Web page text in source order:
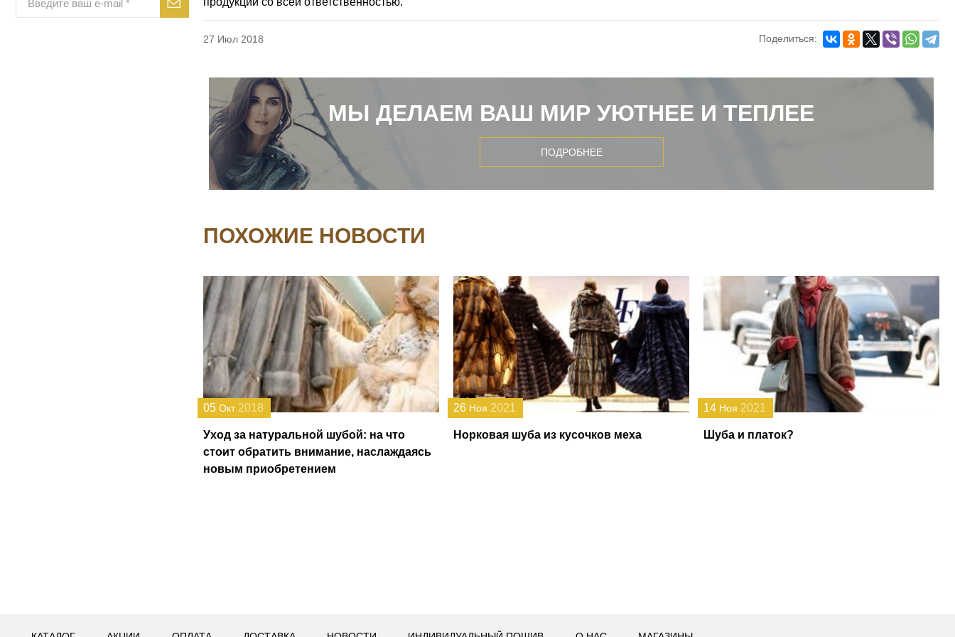
27 Июл 2018 Поделиться:
МЫ ДЕЛАЕМ ВАШ МИР УЮТНЕЕ И ТЕПЛЕЕ
ПОДРОБНЕЕ
ПОХОЖИЕ НОВОСТИ
05 Окт 2018
Уход за натуральной шубой: на что
стоит обратить внимание, наслаждаясь
новым приобретением
26 Ноя 2021
Норковая шуба из кусочков меха
14 Ноя 2021
Шуба и платок?